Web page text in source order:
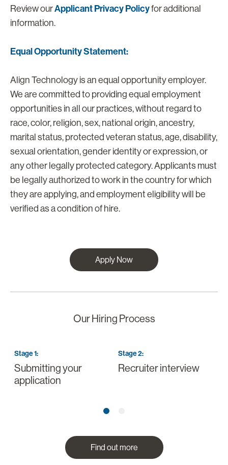
Review ourApplicant Privacy Policyfor additional
information.
Equal Opportunity Statement:
Align Technology is an equal opportunity employer.
We are committed to providing equal employment
opportunities in all our practices, without regard to
race, color, religion, sex, national origin, ancestry,
marital status, protected veteran status, age, disability,
sexual orientation, gender identity or expression, or
any other legally protected category. Applicants must
be legally authorized to work in the country for which
they are applying, and employment eligibility will be
verified as a condition of hire.
Apply Now
Our Hiring Process
Stage1:
Submitting your
application
Stage2:
Recruiter interview
Find out more